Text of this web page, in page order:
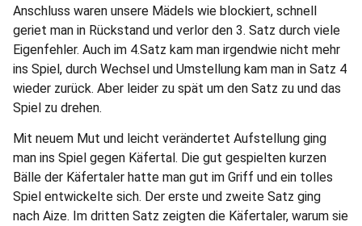
Anschluss waren unsere Mädels wie blockiert, schnell
geriet man in Rückstand und verlor den 3. Satz durch viele
Eigenfehler. Auch im 4.Satz kam man irgendwie nicht mehr
ins Spiel, durch Wechsel und Umstellung kam man in Satz 4
wieder zurück. Aber leider zu spät um den Satz zu und das
Spiel zu drehen.
Mit neuem Mut und leicht verändertet Aufstellung ging
man ins Spiel gegen Käfertal. Die gut gespielten kurzen
Bälle der Käfertaler hatte man gut im Griff und ein tolles
Spiel entwickelte sich. Der erste und zweite Satz ging
nach Aize. Im dritten Satz zeigten die Käfertaler, warum sie